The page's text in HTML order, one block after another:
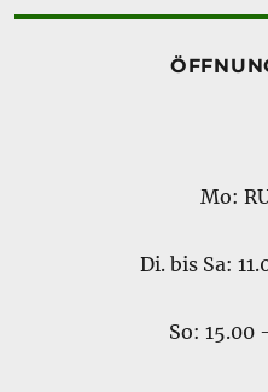
Mo:
Di. bis Sa:
So: 15.00